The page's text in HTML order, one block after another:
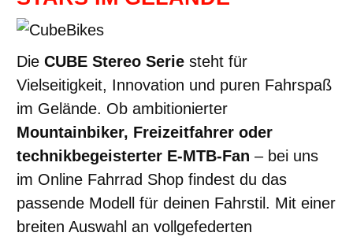
Die CUBE Stereo Serie steht für
Vielseitigkeit, Innovation und puren Fahrspaß
im Gelände. Ob ambitionierter
Mountainbiker, Freizeitfahrer oder
technikbegeisterter E-MTB-Fan – bei uns
im Online Fahrrad Shop findest du das
passende Modell für deinen Fahrstil. Mit einer
breiten Auswahl an vollgefederten